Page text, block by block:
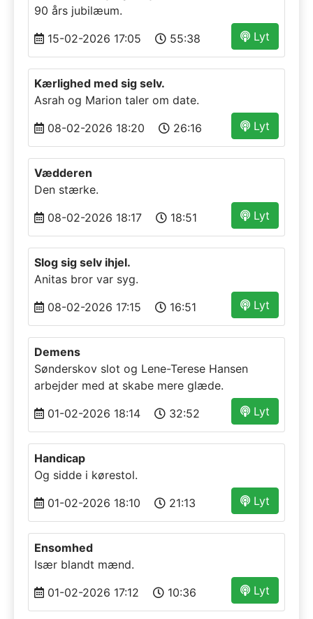
90 års jubilæum.
Lyt
15-02-2026 17:05 55:38
Kærlighed med sig selv.
Asrah og Marion taler om date.
Lyt
08-02-2026 18:20 26:16
Vædderen
Den stærke.
Lyt
08-02-2026 18:17 18:51
Slog sig selv ihjel.
Anitas bror var syg.
Lyt
08-02-2026 17:15 16:51
Demens
Sønderskov slot og Lene-Terese Hansen
arbejder med at skabe mere glæde.
Lyt
01-02-2026 18:14 32:52
Handicap
Og sidde i kørestol.
Lyt
01-02-2026 18:10 21:13
Ensomhed
Især blandt mænd.
Lyt
01-02-2026 17:12 10:36